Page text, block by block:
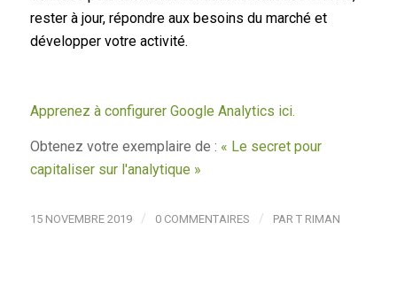
rester à jour, répondre aux besoins du marché et
développer votre activité.
Apprenez à configurer Google Analytics ici.
Obtenez votre exemplaire de : « Le secret pour
capitaliser sur l'analytique »
15 NOVEMBRE 2019 / 0 COMMENTAIRES / PAR T RIMAN